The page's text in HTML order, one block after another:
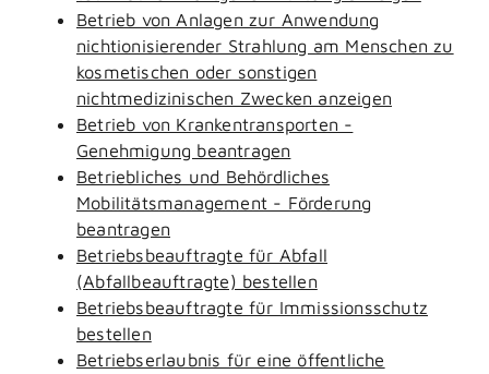
Betrieb von Anlagen zur Anwendung
nichtionisierender Strahlung am Menschen zu
kosmetischen oder sonstigen
nichtmedizinischen Zwecken anzeigen
Betrieb von Krankentransporten -
Genehmigung beantragen
Betriebliches und Behördliches
Mobilitätsmanagement - Förderung
beantragen
Betriebsbeauftragte für Abfall
(Abfallbeauftragte) bestellen
Betriebsbeauftragte für Immissionsschutz
bestellen
Betriebserlaubnis für eine öffentliche